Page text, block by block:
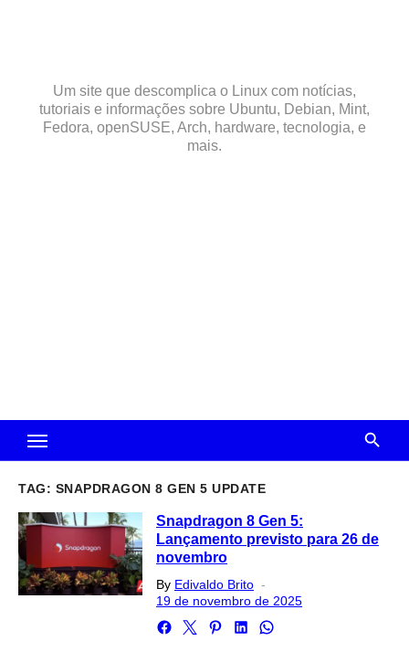
Um site que descomplica o Linux com notícias,
tutoriais e informações sobre Ubuntu, Debian, Mint,
Fedora, openSUSE, Arch, hardware, tecnologia, e
mais.
TAG: SNAPDRAGON 8 GEN 5 UPDATE
Snapdragon 8 Gen 5:
Lançamento previsto para 26 de
novembro
By Edivaldo Brito
on
19 de novembro de 2025